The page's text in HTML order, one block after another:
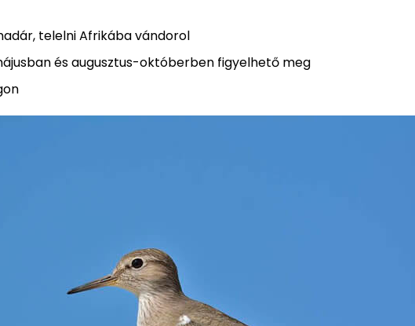
telelni Afrikába vándorol
és augusztus-októberben figyelhető meg